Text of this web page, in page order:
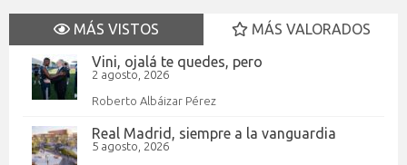
MÁS VISTOS
MÁS VALORADOS
Vini, ojalá te quedes, pero
2 agosto, 2026
Roberto Albáizar Pérez
Real Madrid, siempre a la vanguardia
5 agosto, 2026